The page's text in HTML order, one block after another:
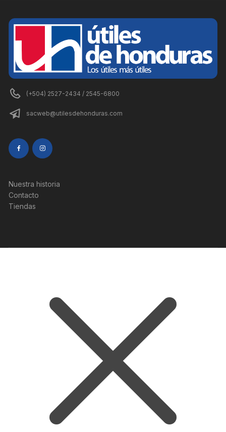
(+504) 2527-2434 / 2545-6800
sacweb@utilesdehonduras.com
Nuestra historia
Contacto
Tiendas